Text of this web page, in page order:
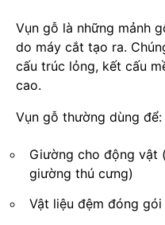
Vụn gỗ là những mảnh
do máy cắt tạo ra.
cấu trúc lỏng, kết cấu
cao.
Vụn gỗ thường dùng để:
Giường cho động vật
giường thú cưng)
Vật liệu đệm đóng